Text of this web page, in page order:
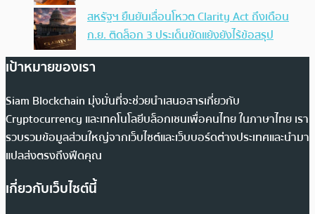
สหรัฐฯ ยืนยันเลื่อนโหวต Clarity Act ถึงเดือน
ก.ย. ติดล็อก 3 ประเด็นขัดแย้งยังไร้ข้อสรุป
เป้าหมายของเรา
Siam Blockchain มุ่งมั่นที่จะช่วยนำเสนอสารเกี่ยวกับ
Cryptocurrency และเทคโนโลยีบล็อกเชนเพื่อคนไทย ในภาษาไทย เรา
รวบรวมข้อมูลส่วนใหญ่จากเว็บไซต์และเว็บบอร์ดต่างประเทศและนำมา
แปลส่งตรงถึงฟีดคุณ
เกี่ยวกับเว็บไซต์นี้